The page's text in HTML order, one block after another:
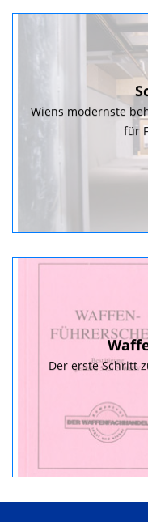
Wiens modernste
für
Der erste Schritt